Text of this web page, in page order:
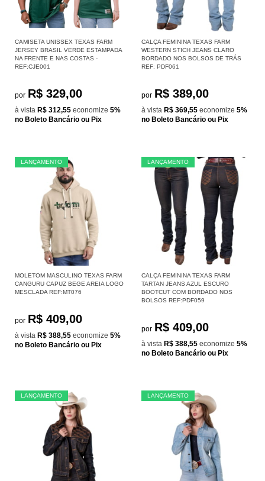
CAMISETA UNISSEX TEXAS FARM
JERSEY BRASIL VERDE ESTAMPADA
NA FRENTE E NAS COSTAS -
REF:CJE001
por R$ 329,00
à vista R$ 312,55 economize 5%
no Boleto Bancário ou Pix
CALÇA FEMININA TEXAS FARM
WESTERN STICH JEANS CLARO
BORDADO NOS BOLSOS DE TRÁS
REF: PDF061
por R$ 389,00
à vista R$ 369,55 economize 5%
no Boleto Bancário ou Pix
LANÇAMENTO
MOLETOM MASCULINO TEXAS FARM
CANGURU CAPUZ BEGE AREIA LOGO
MESCLADA REF:MT076
por R$ 409,00
à vista R$ 388,55 economize 5%
no Boleto Bancário ou Pix
LANÇAMENTO
CALÇA FEMININA TEXAS FARM
TARTAN JEANS AZUL ESCURO
BOOTCUT COM BORDADO NOS
BOLSOS REF:PDF059
por R$ 409,00
à vista R$ 388,55 economize 5%
no Boleto Bancário ou Pix
LANÇAMENTO LANÇAMENTO